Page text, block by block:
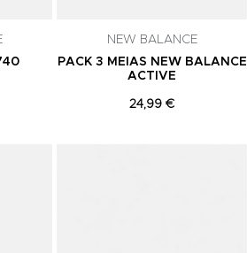
NEW BALANCE
PACK 3 MEIAS NEW BALANCE
ACTIVE
24,99 €